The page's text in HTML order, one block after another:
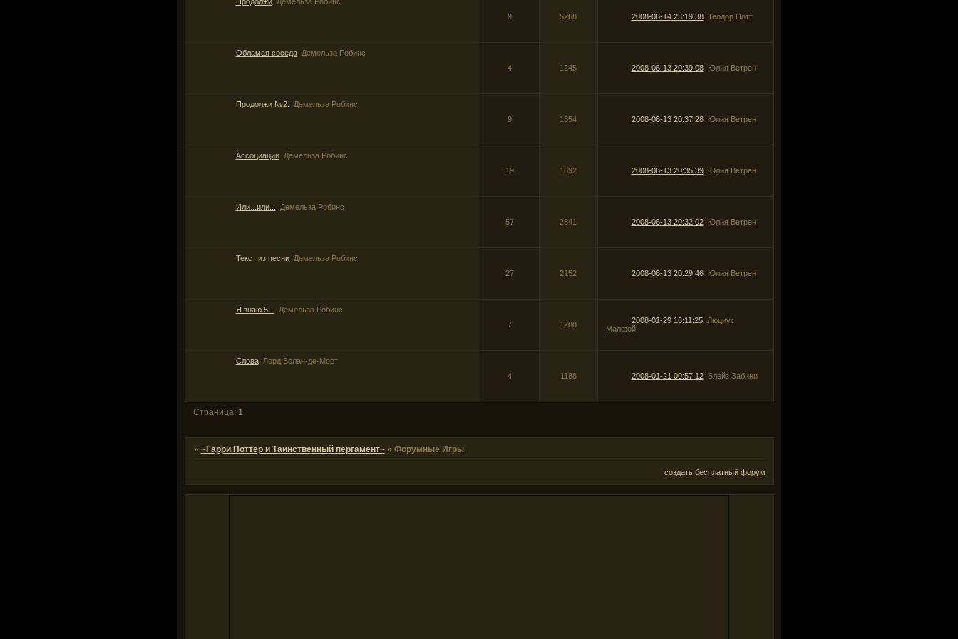
9
5268 2008-06-14 23:19:38 Теодор Нотт
Обламая соседа
Демельза Робинс
4
1245 2008-06-13 20:39:08 Юлия Ветрен
Продолжи №2.
Демельза Робинс
9
1354 2008-06-13 20:37:28 Юлия Ветрен
Ассоциации
Демельза Робинс
19
1692 2008-06-13 20:35:39 Юлия Ветрен
Или...или...
Демельза Робинс
57
2841 2008-06-13 20:32:02 Юлия Ветрен
Текст из песни
Демельза Робинс
27
2152 2008-06-13 20:29:46 Юлия Ветрен
Я знаю 5...
Демельза Робинс
7
1288 2008-01-29 16:11:25
Люциус
Малфой
Слова
Лорд Волан-де-Морт
4
1188 2008-01-21 00:57:12 Блейз Забини
Страница: 1
» ~Гарри Поттер и Таинственный пергамент~ » Форумные Игры
создать бесплатный форум